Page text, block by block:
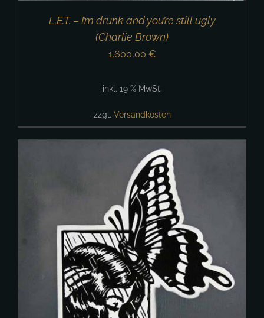
L.E.T. – I’m drunk and you’re still ugly
(Charlie Brown)
1.600,00 €
inkl. 19 % MwSt.
zzgl. Versandkosten